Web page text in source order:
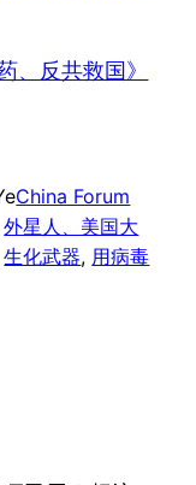
、反共救国》
China Forum
外星人、美国大
生化武器, 用病毒